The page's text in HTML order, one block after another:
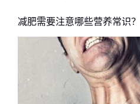
减肥需要注意哪些营养常识？